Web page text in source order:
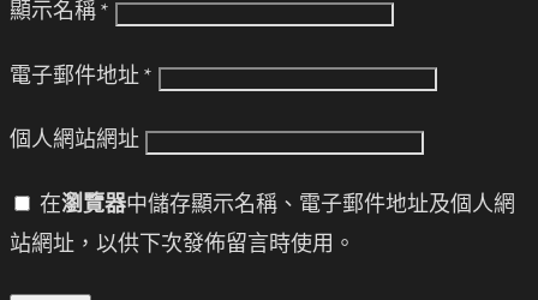
顯示名稱 *
電子郵件地址 *
個人網站網址
在瀏覽器中儲存顯示名稱、電子郵件地址及個人網
站網址，以供下次發佈留言時使用。